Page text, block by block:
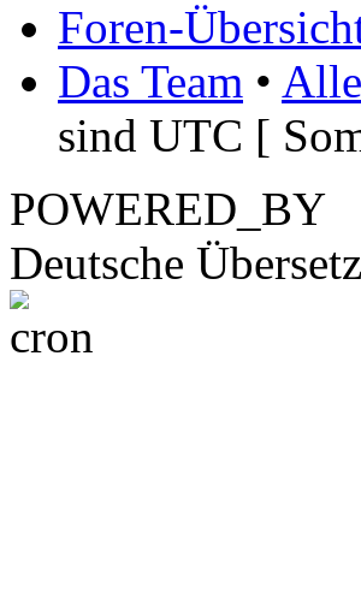
Foren-
Das Team •
sind UTC [
POWERED_BY
Deutsche